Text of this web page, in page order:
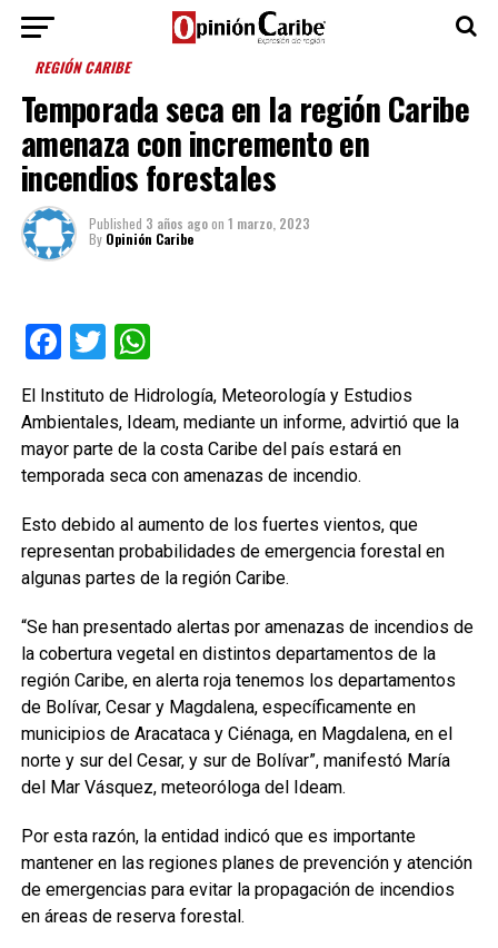
REGIÓN CARIBE
Temporada seca en la región Caribe
amenaza con incremento en
incendios forestales
Published 3 años agoon 1 marzo, 2023
By Opinión Caribe
Facebook
TwitterWhatsApp
El Instituto de Hidrología, Meteorología y Estudios
Ambientales, Ideam, mediante un informe, advirtió que la
mayor parte de la costa Caribe del país estará en
temporada seca con amenazas de incendio.
Esto debido al aumento de los fuertes vientos, que
representan probabilidades de emergencia forestal en
algunas partes de la región Caribe.
“Se han presentado alertas por amenazas de incendios de
la cobertura vegetal en distintos departamentos de la
región Caribe, en alerta roja tenemos los departamentos
de Bolívar, Cesar y Magdalena, específicamente en
municipios de Aracataca y Ciénaga, en Magdalena, en el
norte y sur del Cesar, y sur de Bolívar”, manifestó María
del Mar Vásquez, meteoróloga del Ideam.
Por esta razón, la entidad indicó que es importante
mantener en las regiones planes de prevención y atención
de emergencias para evitar la propagación de incendios
en áreas de reserva forestal.